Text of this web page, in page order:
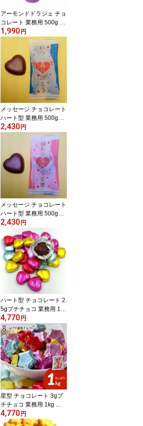
アーモンドドラジェ チョ
コレート 業務用 500g 大
容量 お徳用 お菓子 ナッ
ツ チョコ スイーツ バレ
ンタイン 結婚式 子ども
会 クリスマス ホワイト
デー お祝い 誕生日 お返
し ギフト お礼 感謝 お配
り まとめ買い ばらまき
1,990円
メッセージ チョコレート
ハート型 業務用 500g
【いつもありがとう】 大
容量 お徳用 個包装 お菓
子 スイーツ バレンタイ
ン 結婚式 子ども会 クリ
スマス ホワイトデー お
祝い 誕生日 お返し ギフ
ト お礼 感謝 お配り まと
め買い ばらまき
2,430円
メッセージ チョコレート
ハート型 業務用 500g
【ほんの気持ちです】 大
容量 お徳用 個包装 お菓
子 スイーツ バレンタイ
ン 結婚式 子ども会 クリ
スマス ホワイトデー お
祝い 誕生日 お返し ギフ
ト お礼 感謝 お配り まと
め買い ばらまき
2,430円
ハート型 チョコレート 2.
5gプチチョコ 業務用 1kg
大容量 お徳用 個包装 お
菓子 スイーツ バレンタ
イン 結婚式 子ども会 ク
リスマス ホワイトデー
お祝い 誕生日 お返し ギ
フト お礼 感謝 お配り ま
とめ買い ばらまき
4,770円
星型 チョコレート 3gプ
チチョコ 業務用 1kg 大
容量 お徳用 個包装 お菓
子 スイーツ バレンタイ
4,770円